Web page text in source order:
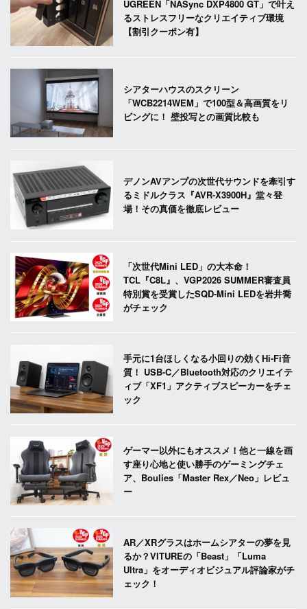
UGREEN「NASync DXP4800 GT」で叶え
るストレスフリーなクリエイティブ環境
【割引クーポン有】
シアターハウスのスクリーン
「WCB2214WEM」で100型＆高画質をリ
ビングに！ 壁投写との画質比較も
デノンAVアンプの次世代サウンドを牽引す
るミドルクラス『AVR-X3900H』堂々登
場！その真価を徹底レビュー
「次世代Mini LED」の大本命！
TCL『C8L』、VGP2026 SUMMER審査員
特別賞を受賞したSQD-Mini LEDを岩井喬
がチェック
手元に1台ほしくなる小回りの効くHi-Fi音
質！ USB-C／Bluetooth対応のクリエイテ
ィブ「XF1」アクティブスピーカーをチェ
ック
ゲーマー以外にもオススメ！他と一線を画
す座り心地と使い勝手のゲーミングチェ
ア、Boulies「Master Rex／Neo」レビュ
ー
AR／XRグラスはホームシアターの夢を見
るか？VITUREの「Beast」「Luma
Ultra」をオーディオビジュアル評論家がチ
ェック！